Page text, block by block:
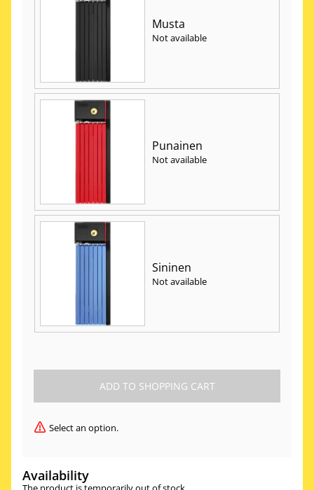
Musta
Not available
Punainen
Not available
Sininen
Not available
Select an option.
Availability